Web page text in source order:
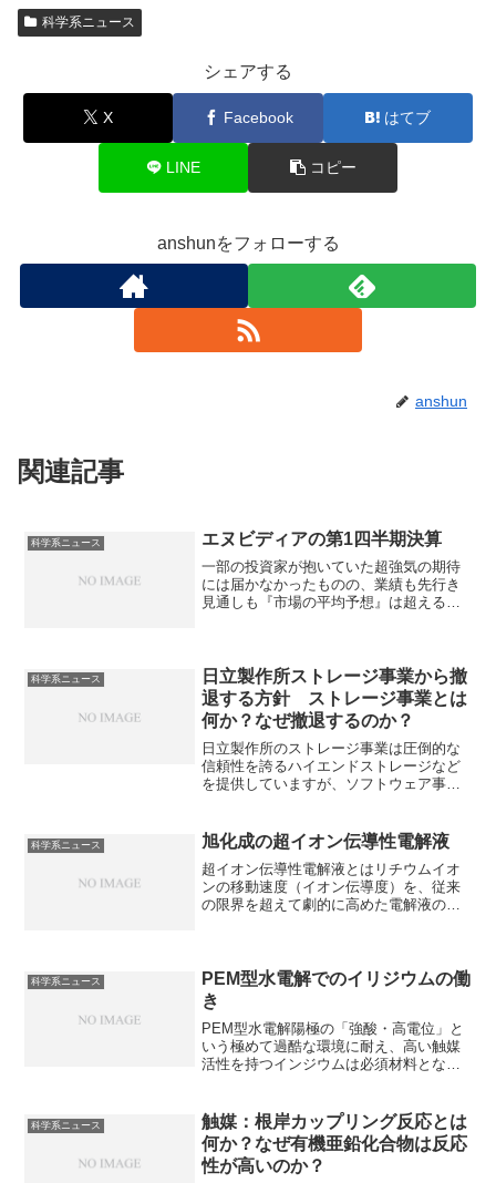
科学系ニュース
シェアする
X Facebook はてブ
LINE コピー
anshunをフォローする
anshun
関連記事
科学系ニュース エヌビディアの第1四半期決算
一部の投資家が抱いていた超強気の期待
には届かなかったものの、業績も先行き
見通しも『市場の平均予想』は超える結
科学系ニュース
日立製作所ストレージ事業から撤
退する方針 ストレージ事業とは
何か？なぜ撤退するのか？
日立製作所のストレージ事業は圧倒的な
信頼性を誇るハイエンドストレージなど
を提供していますが、ソフトウェア事業
や撤退の理由を知ることができます。
科学系ニュース 旭化成の超イオン伝導性電解液
超イオン伝導性電解液とはリチウムイオ
ンの移動速度（イオン伝導度）を、従来
の限界を超えて劇的に高めた電解液のこ
科学系ニュース
PEM型水電解でのイリジウムの働
き
PEM型水電解陽極の「強酸・高電位」と
いう極めて過酷な環境に耐え、高い触媒
活性を持つインジウムは必須材料となっ
できます。
科学系ニュース
触媒：根岸カップリング反応とは
何か？なぜ有機亜鉛化合物は反応
性が高いのか？